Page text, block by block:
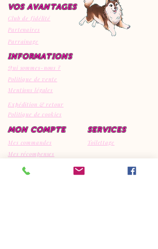
VOS AVANTAGES
Club de fidélité
Partenaires
Parrainage
INFORMATIONS
Qui sommes-nous ?
Politique de vente
Mentions légales
Expédition & retour
Politique de cookies
MON COMPTE SERVICES
Mes commandes
Toilettage
Mes récompenses
Mes avis